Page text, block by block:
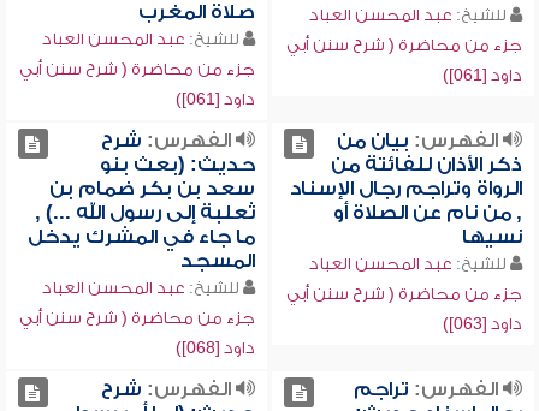
للشيخ: عبد المحسن العباد
جزء من محاضرة ( شرح سنن أبي
داود [061])
صلاة المغرب
للشيخ: عبد المحسن العباد
جزء من محاضرة ( شرح سنن أبي
داود [061])
الفهرس: بيان من
ذكر الأذان للفائتة من
الرواة وتراجم رجال الإسناد
, من نام عن الصلاة أو
نسيها
للشيخ: عبد المحسن العباد
جزء من محاضرة ( شرح سنن أبي
داود [063])
الفهرس: شرح
حديث: (بعث بنو
سعد بن بكر ضمام بن
ثعلبة إلى رسول الله ...) ,
ما جاء في المشرك يدخل
المسجد
للشيخ: عبد المحسن العباد
جزء من محاضرة ( شرح سنن أبي
داود [068])
الفهرس: تراجم
الفهرس: شرح